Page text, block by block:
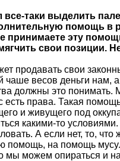
таки выделить
помощь в
принимаете эту
свои позиции.
продавать свои
чаше весов деньги нам,
должны это
есть права. Такая
и живущего под
какими-то
А если нет, то,
помощь, на помощь
мы можем опираться и